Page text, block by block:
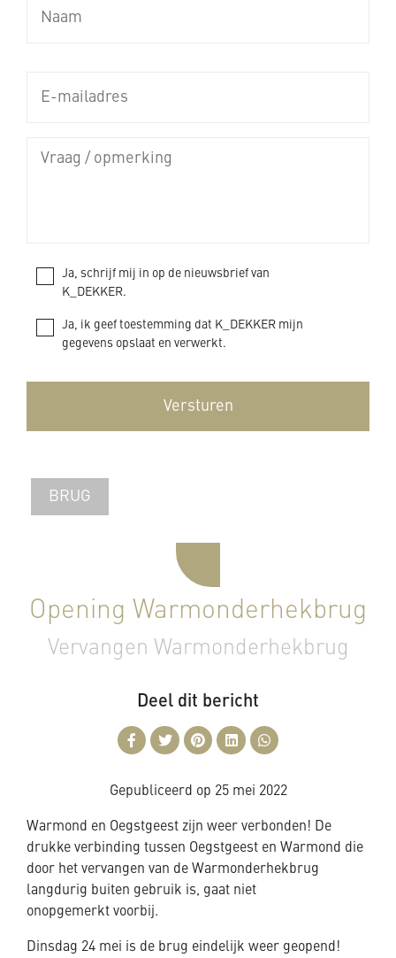
Ja, schrijf mij in op de nieuwsbrief van
K_DEKKER.
Ja, ik geef toestemming dat K_DEKKER mijn
gegevens opslaat en verwerkt.
BRUG
Opening Warmonderhekbrug
Vervangen Warmonderhekbrug
Deel dit bericht
Gepubliceerd op 25 mei 2022
Warmond en Oegstgeest zijn weer verbonden! De
drukke verbinding tussen Oegstgeest en Warmond die
door het vervangen van de Warmonderhekbrug
langdurig buiten gebruik is, gaat niet
onopgemerkt voorbij.
Dinsdag 24 mei is de brug eindelijk weer geopend!